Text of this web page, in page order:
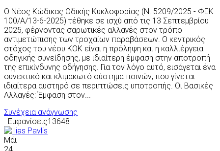
Ο Νέος Κώδικας Οδικής Κυκλοφορίας (Ν. 5209/2025 - ΦΕΚ
100/Α/13-6-2025) τέθηκε σε ισχύ από τις 13 Σεπτεμβρίου
2025, φέρνοντας σαρωτικές αλλαγές στον τρόπο
αντιμετώπισης των τροχαίων παραβάσεων. Ο κεντρικός
στόχος του νέου ΚΟΚ είναι η πρόληψη και η καλλιέργεια
οδηγικής συνείδησης, με ιδιαίτερη έμφαση στην αποτροπή
της επικίνδυνης οδήγησης. Για τον λόγο αυτό, εισάγεται ένα
συνεκτικό και κλιμακωτό σύστημα ποινών, που γίνεται
ιδιαίτερα αυστηρό σε περιπτώσεις υποτροπής. Οι Βασικές
Αλλαγές: Έμφαση στον...
Συνέχεια ανάγνωσης
Εμφανίσεις13648
Μάι